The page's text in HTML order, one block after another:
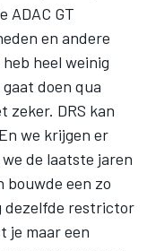
ADAC GT
en andere
heel weinig
doen qua
zeker. DRS kan
we krijgen er
de laatste jaren
bouwde een zo
dezelfde restrictor
je maar een